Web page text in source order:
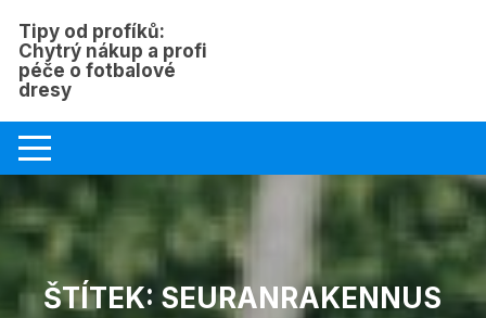
content
Tipy od profíků:
Chytrý nákup a profi
péče o fotbalové
dresy
ŠTÍTEK: SEURANRAKENNUS